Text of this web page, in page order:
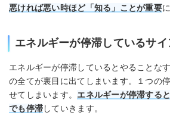
悪ければ悪い時ほど「知る」ことが重要
エネルギーが停滞しているサイ
エネルギーが停滞しているとやることな
の全てが裏目に出てしまいます。１つの
せてしまいます。 エネルギーが停滞する
でも停滞していきます。